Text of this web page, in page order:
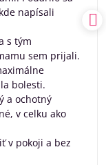
napísali
s tým
sem prijali.
bolesti.
a ochotný
v celku ako
v pokoji a bez